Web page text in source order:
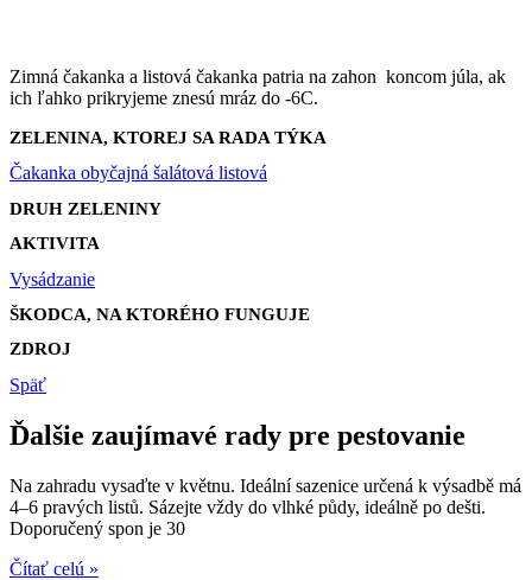
Zimná čakanka a listová čakanka patria na zahon koncom júla, ak
ich ľahko prikryjeme znesú mráz do -6C.
ZELENINA, KTOREJ SA RADA TÝKA
Čakanka obyčajná šalátová listová
DRUH ZELENINY
AKTIVITA
Vysádzanie
ŠKODCA, NA KTORÉHO FUNGUJE
ZDROJ
Späť
Ďalšie zaujímavé rady pre pestovanie
Na zahradu vysaďte v květnu. Ideální sazenice určená k výsadbě má
4–6 pravých listů. Sázejte vždy do vlhké půdy, ideálně po dešti.
Doporučený spon je 30
Čítať celú »